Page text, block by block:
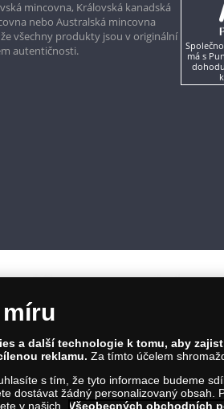
mincovna, Královská kanadská
nebo Australská mincovna
všechny produkty jsou v originální
autentičnosti.
má s
Praha 8; Tel.: 810 100 500
DIČ: CZ28507622
vložka 146644
a další technologie k tomu, aby
reklamu. Za tímto účelem
s tím, že tyto informace budeme
dostávat žádný personalizovaný
v našich
Všeobecných obchodních